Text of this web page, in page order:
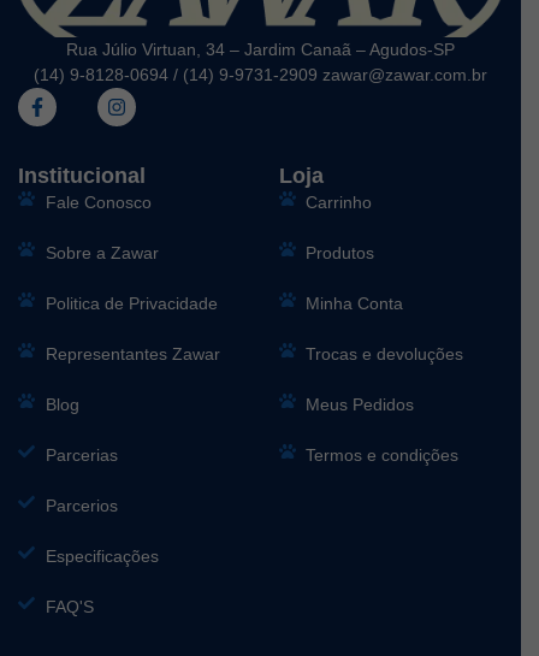
Rua Júlio Virtuan, 34 – Jardim Canaã – Agudos-SP
(14) 9-8128-0694 / (14) 9-9731-2909 zawar@zawar.com.br
Institucional
Fale Conosco
Sobre a Zawar
Politica de Privacidade
Representantes Zawar
Blog
Parcerias
Parcerios
Especificações
FAQ'S
Loja
Carrinho
Produtos
Minha Conta
Trocas e devoluções
Meus Pedidos
Termos e condições